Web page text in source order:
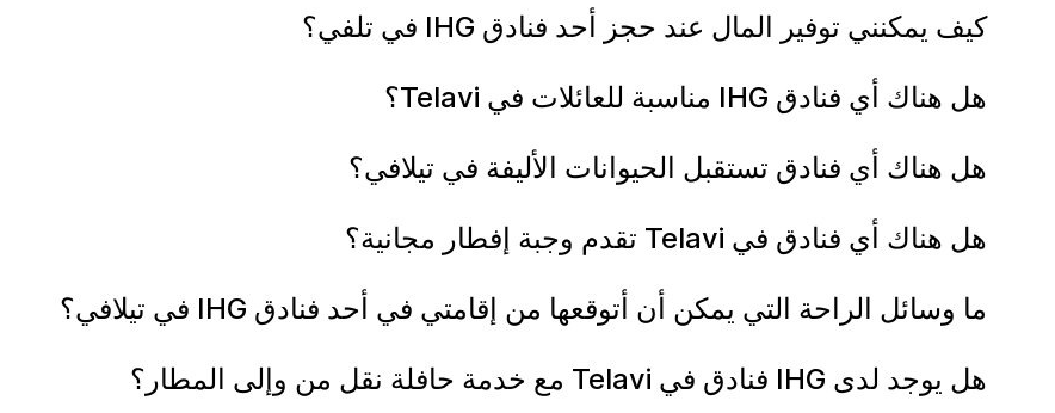
كيف يمكنني توفير المال عند حجز أحد فنادق IHG في تلفي؟
هل هناك أي فنادق IHG مناسبة للعائلات في Telavi؟
هل هناك أي فنادق تستقبل الحيوانات الأليفة في تيلافي؟
هل هناك أي فنادق في Telavi تقدم وجبة إفطار مجانية؟
ما وسائل الراحة التي يمكن أن أتوقعها من إقامتي في أحد فنادق IHG في تيلافي؟
هل يوجد لدى IHG فنادق في Telavi مع خدمة حافلة نقل من وإلى المطار؟